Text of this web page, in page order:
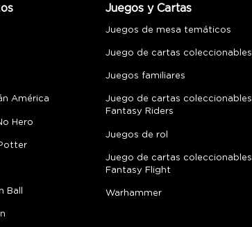
América
Hero
Ball
Juegos y Cartas
Juegos de mesa temáticos
Juego de cartas coleccionables
Juegos familiares
Juego de cartas coleccionables
Fantasy Riders
Juegos de rol
Juego de cartas coleccionables
Fantasy Flight
Warhammer